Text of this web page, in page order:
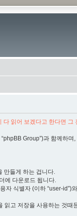
읽어 보겠다고 한다면 그
Group”)과 함께하며,
만들게 하는 겁니다.
에 다운로드 됩니다.
식별자 (이하 “user-id”)
고 저장을 사용하는 것